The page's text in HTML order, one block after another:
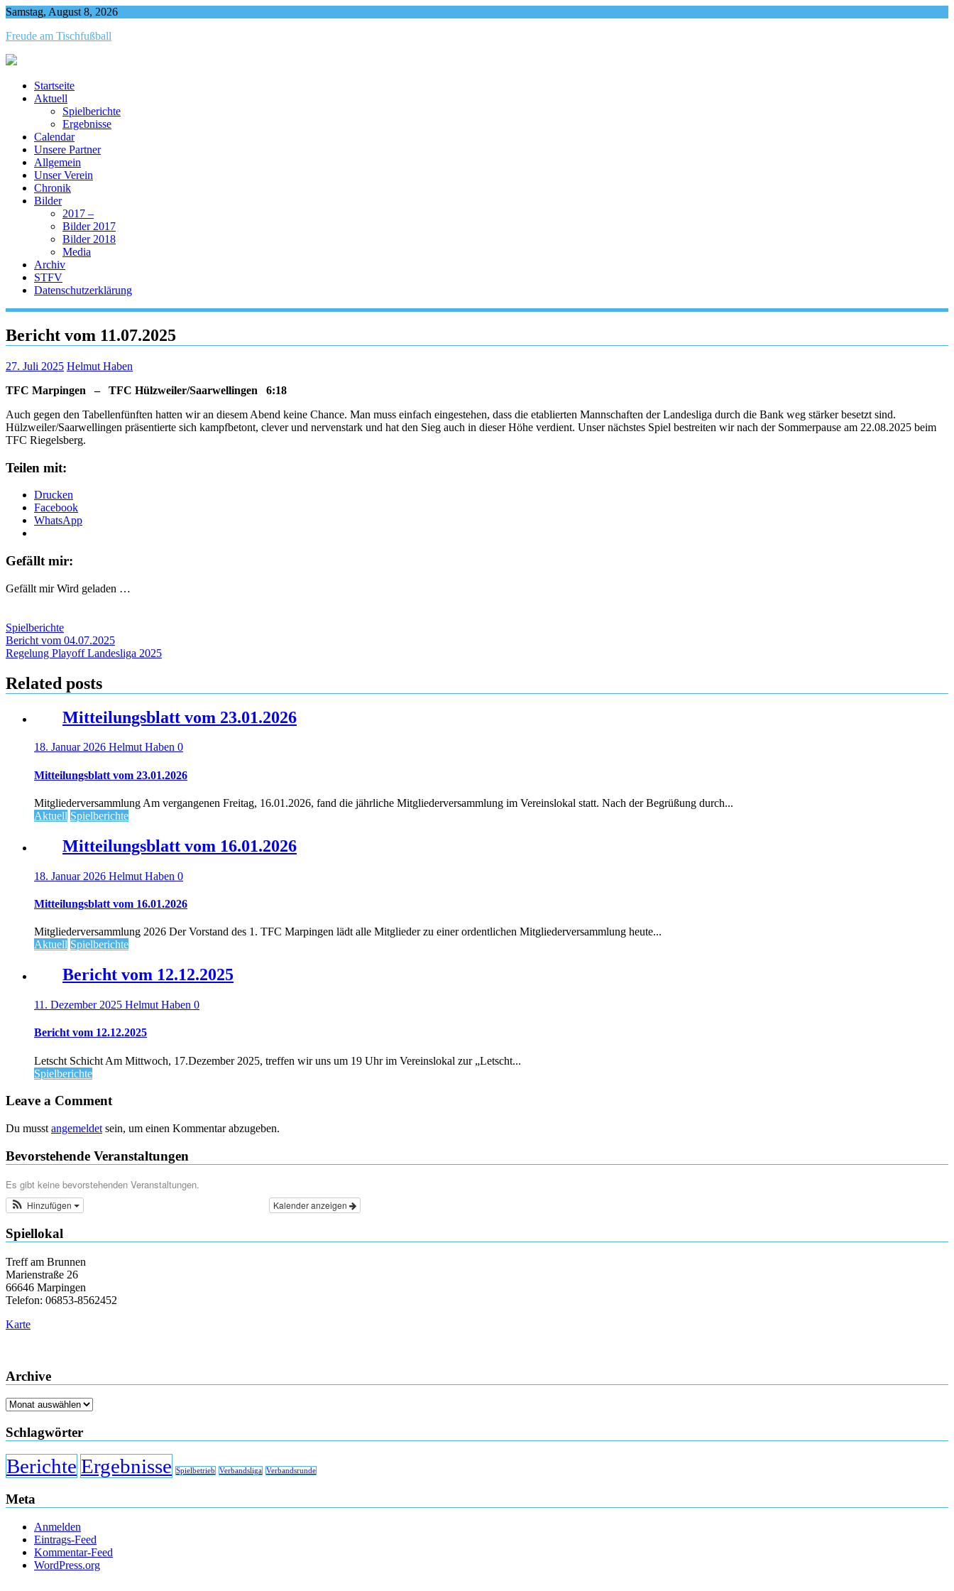
Skip
content
Samstag, August 8, 2026
Freude am Tischfußball
Startseite
Aktuell
Spielberichte
Ergebnisse
Calendar
Unsere Partner
Allgemein
Unser Verein
Chronik
Bilder
2017 –
Bilder 2017
Bilder 2018
Media
Archiv
STFV
Datenschutzerklärung
Bericht vom 11.07.2025
27. Juli 2025 Helmut Haben
TFC Marpingen – TFC Hülzweiler/Saarwellingen 6:18
Auch gegen den Tabellenfünften hatten wir an diesem Abend keine Chance. Man muss einfach eingestehen, dass die etablierten Mannschaften der Landesliga durch die Bank weg stärker besetzt sind.
Hülzweiler/Saarwellingen präsentierte sich kampfbetont, clever und nervenstark und hat den Sieg auch in dieser Höhe verdient. Unser nächstes Spiel bestreiten wir nach der Sommerpause am 22.08.2025 beim
TFC Riegelsberg.
Teilen mit:
Drucken
Facebook
WhatsApp
Gefällt mir:
Gefällt mir Wird geladen …
Spielberichte
Beitragsnavigation
Bericht vom 04.07.2025
Regelung Playoff Landesliga 2025
Related posts
Mitteilungsblatt vom 23.01.2026
18. Januar 2026 Helmut Haben 0
Mitteilungsblatt vom 23.01.2026
Mitgliederversammlung Am vergangenen Freitag, 16.01.2026, fand die jährliche Mitgliederversammlung im Vereinslokal statt. Nach der Begrüßung durch...
Aktuell Spielberichte
Mitteilungsblatt vom 16.01.2026
18. Januar 2026 Helmut Haben 0
Mitteilungsblatt vom 16.01.2026
Mitgliederversammlung 2026 Der Vorstand des 1. TFC Marpingen lädt alle Mitglieder zu einer ordentlichen Mitgliederversammlung heute...
Aktuell Spielberichte
Bericht vom 12.12.2025
11. Dezember 2025 Helmut Haben 0
Bericht vom 12.12.2025
Letscht Schicht Am Mittwoch, 17.Dezember 2025, treffen wir uns um 19 Uhr im Vereinslokal zur „Letscht...
Spielberichte
Leave a Comment
Du musst angemeldet sein, um einen Kommentar abzugeben.
Bevorstehende Veranstaltungen
Es gibt keine bevorstehenden Veranstaltungen.
Kalender anzeigen
Hinzufügen
Spiellokal
Treff am Brunnen
Marienstraße 26
66646 Marpingen
Telefon: 06853-8562452
Karte
Archive
Archive
Schlagwörter
Berichte Ergebnisse Spielbetrieb Verbandsliga Verbandsrunde
Meta
Anmelden
Eintrags-Feed
Kommentar-Feed
WordPress.org